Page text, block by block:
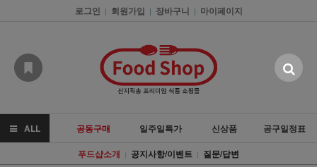
로그인 | 회원가입 | 장바구니 | 마이페이지
ALL 공동구매 일주일특가 신상품
공구일정표
푸드샵소개 | 공지사항/이벤트 | 질문/답변